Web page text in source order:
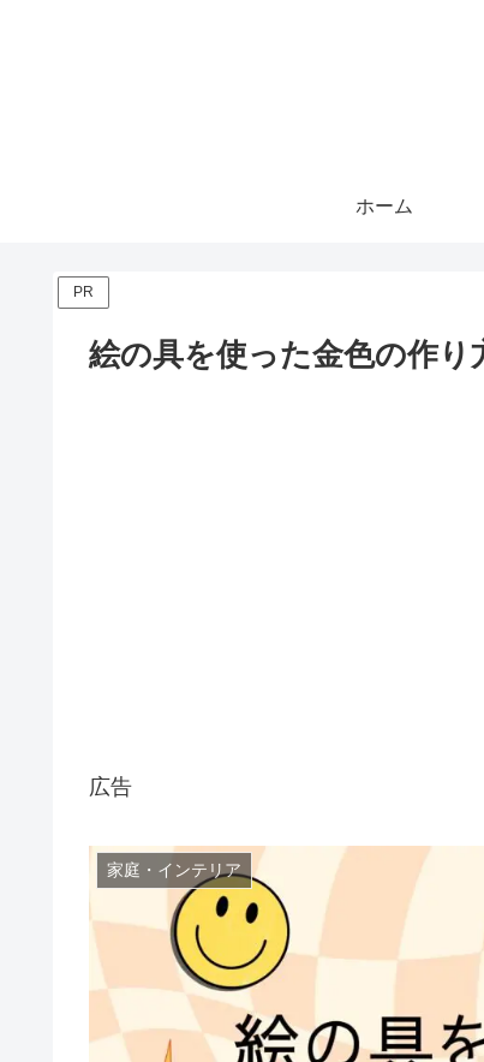
ホーム
PR
絵の具を使った金色の作り
広告
家庭・インテリア